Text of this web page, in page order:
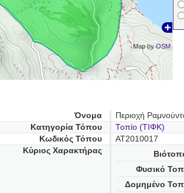
Map byOSM
Όνομα
Περιοχή
Κατηγορία Τόπου
Τοπίο (ΤΙΦΚ)
Κωδικός Τόπου
AT2010017
Κύριος Χαρακτήρας
Φυσικό
Δομημένο